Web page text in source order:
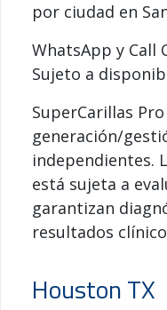
por ciudad en
WhatsApp y Call
Sujeto a
SuperCarillas
generación/
independientes.
está sujeta a
garantizan
resultados
Houston TX